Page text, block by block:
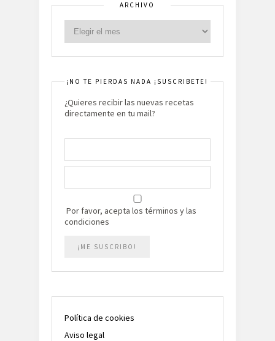
ARCHIVO
¡NO TE PIERDAS NADA ¡SUSCRIBETE!
¿Quieres recibir las nuevas recetas
directamente en tu mail?
Por favor, acepta los términos y las
condiciones
Política de cookies
Aviso legal